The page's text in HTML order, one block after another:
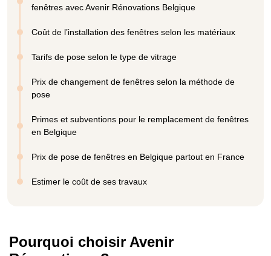
fenêtres avec Avenir Rénovations Belgique
Coût de l’installation des fenêtres selon les matériaux
Tarifs de pose selon le type de vitrage
Prix de changement de fenêtres selon la méthode de
pose
Primes et subventions pour le remplacement de fenêtres
en Belgique
Prix de pose de fenêtres en Belgique partout en France
Estimer le coût de ses travaux
Pourquoi choisir Avenir